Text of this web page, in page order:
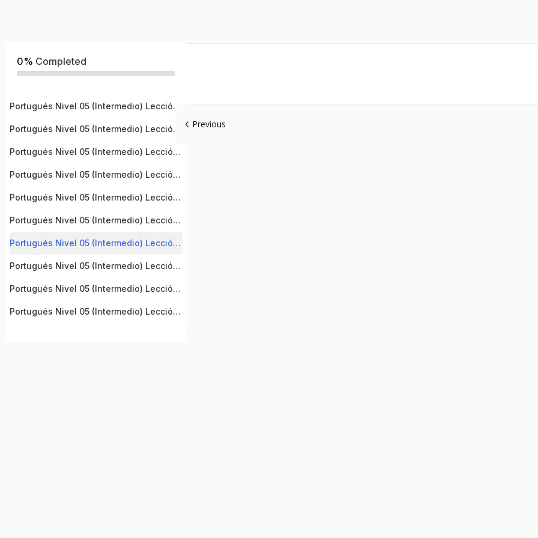
0% Completed
Portugués Nivel 05 (Intermedio) Lección 1
Portugués Nivel 05 (Intermedio) Lección 2
Portugués Nivel 05 (Intermedio) Lección 3
Portugués Nivel 05 (Intermedio) Lección 4
Portugués Nivel 05 (Intermedio) Lección 5
Portugués Nivel 05 (Intermedio) Lección 6
Portugués Nivel 05 (Intermedio) Lección 7
Portugués Nivel 05 (Intermedio) Lección 8
Portugués Nivel 05 (Intermedio) Lección 9
Portugués Nivel 05 (Intermedio) Lección 10
Previous